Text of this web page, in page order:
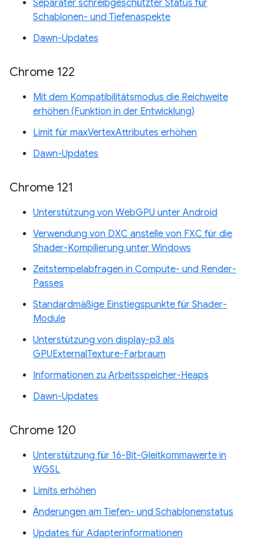
Separater schreibgeschützter Status für
Schablonen- und Tiefenaspekte
Dawn-Updates
Chrome 122
Mit dem Kompatibilitätsmodus die Reichweite
erhöhen (Funktion in der Entwicklung)
Limit für maxVertexAttributes erhöhen
Dawn-Updates
Chrome 121
Unterstützung von WebGPU unter Android
Verwendung von DXC anstelle von FXC für die
Shader-Kompilierung unter Windows
Zeitstempelabfragen in Compute- und Render-
Passes
Standardmäßige Einstiegspunkte für Shader-
Module
Unterstützung von display-p3 als
GPUExternalTexture-Farbraum
Informationen zu Arbeitsspeicher-Heaps
Dawn-Updates
Chrome 120
Unterstützung für 16-Bit-Gleitkommawerte in
WGSL
Limits erhöhen
Änderungen am Tiefen- und Schablonenstatus
Updates für Adapterinformationen